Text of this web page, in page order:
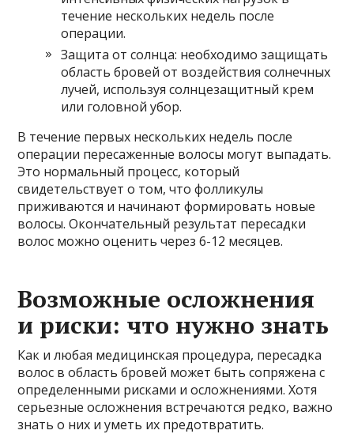
течение нескольких недель после
операции.
Защита от солнца: необходимо защищать
область бровей от воздействия солнечных
лучей, используя солнцезащитный крем
или головной убор.
В течение первых нескольких недель после
операции пересаженные волосы могут выпадать.
Это нормальный процесс, который
свидетельствует о том, что фолликулы
приживаются и начинают формировать новые
волосы. Окончательный результат пересадки
волос можно оценить через 6-12 месяцев.
Возможные осложнения
и риски: что нужно знать
Как и любая медицинская процедура, пересадка
волос в область бровей может быть сопряжена с
определенными рисками и осложнениями. Хотя
серьезные осложнения встречаются редко, важно
знать о них и уметь их предотвратить.